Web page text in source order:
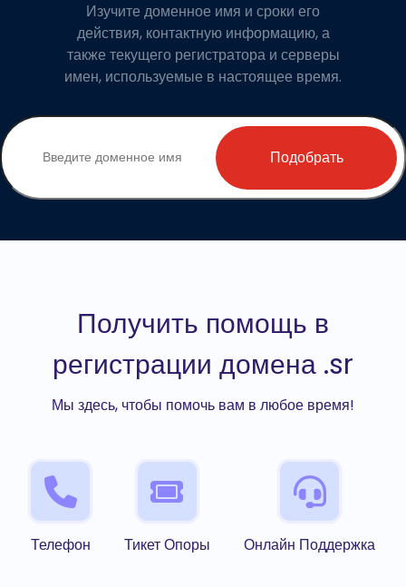
Изучите доменное имя и сроки его
действия, контактную информацию, а
также текущего регистратора и серверы
имен, используемые в настоящее время.
Подобрать
Получить помощь в
регистрации домена .sr
Мы здесь, чтобы помочь вам в любое время!
Телефон Тикет Опоры Онлайн Поддержка